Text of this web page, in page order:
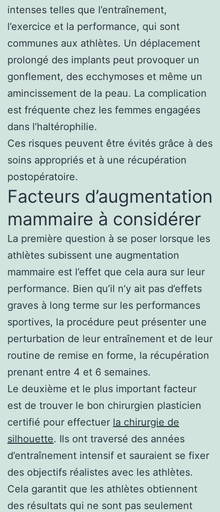
intenses telles que l’entraînement,
l’exercice et la performance, qui sont
communes aux athlètes. Un déplacement
prolongé des implants peut provoquer un
gonflement, des ecchymoses et même un
amincissement de la peau. La complication
est fréquente chez les femmes engagées
dans l’haltérophilie.
Ces risques peuvent être évités grâce à des
soins appropriés et à une récupération
postopératoire.
Facteurs d’augmentation
mammaire à considérer
La première question à se poser lorsque les
athlètes subissent une augmentation
mammaire est l’effet que cela aura sur leur
performance. Bien qu’il n’y ait pas d’effets
graves à long terme sur les performances
sportives, la procédure peut présenter une
perturbation de leur entraînement et de leur
routine de remise en forme, la récupération
prenant entre 4 et 6 semaines.
Le deuxième et le plus important facteur
est de trouver le bon chirurgien plasticien
certifié pour effectuer la chirurgie de
silhouette. Ils ont traversé des années
d’entraînement intensif et sauraient se fixer
des objectifs réalistes avec les athlètes.
Cela garantit que les athlètes obtiennent
des résultats qui ne sont pas seulement